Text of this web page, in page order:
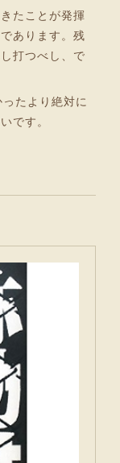
たことが発揮
あります。残
打つべし、で
たより絶対に
です。